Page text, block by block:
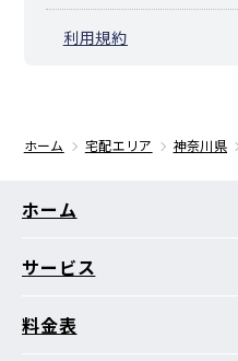
利用規約
ホーム 宅配エリア 神奈川県
ホーム
サービス
料金表